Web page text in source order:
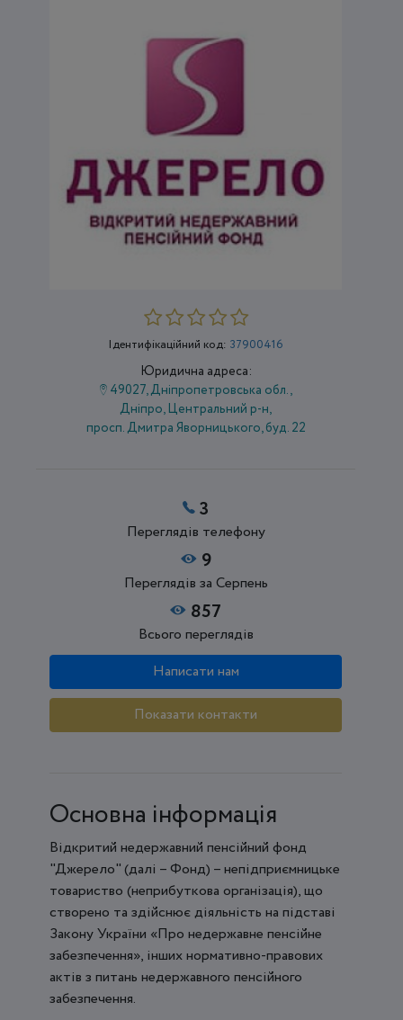
Ідентифікаційний код: 37900416
Юридична адреса:
49027, Дніпропетровська обл.,
Дніпро, Центральний р-н,
просп. Дмитра Яворницького, буд. 22
3
Переглядів телефону
9
Переглядів за Серпень
857
Всього переглядів
Написати нам
Показати контакти
Основна інформація
Відкритий недержавний пенсійний фонд
"Джерело" (далі – Фонд) – непідприємницьке
товариство (неприбуткова організація), що
створено та здійснює діяльність на підставі
Закону України «Про недержавне пенсійне
забезпечення», інших нормативно-правових
актів з питань недержавного пенсійного
забезпечення.